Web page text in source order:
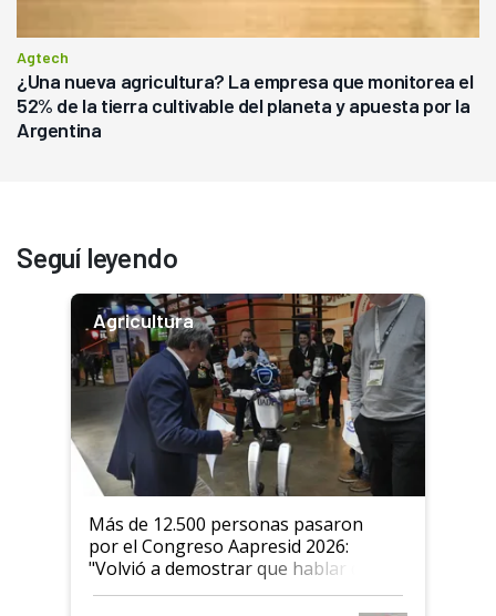
Agtech
¿Una nueva agricultura? La empresa que monitorea el
52% de la tierra cultivable del planeta y apuesta por la
Argentina
Seguí leyendo
Agricultura
Más de 12.500 personas pasaron
por el Congreso Aapresid 2026:
"Volvió a demostrar que hablar del
suelo es hablar de todo el sistema